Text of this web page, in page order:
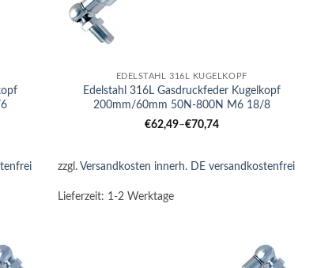
EDELSTAHL 316L KUGELKOPF
Edelstahl 316L Gasdruckfeder Kugelkopf
200mm/60mm 50N-800N M6 18/8
€62,49–€70,74
zzgl.Versandkosten innerh. DE versandkostenfrei
Lieferzeit: 1-2 Werktage